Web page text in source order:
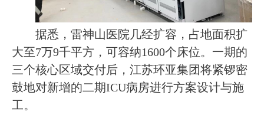
据悉，雷神山医院几经扩容，占地面积扩
大至7万9千平方，可容纳1600个床位。一期的
三个核心区域交付后，江苏环亚集团将紧锣密
鼓地对新增的二期ICU病房进行方案设计与施
工。